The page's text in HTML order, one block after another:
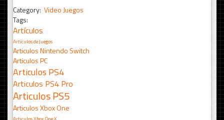
Category: Video Juegos
Tags:
Artículos
Artículos de Juegos
Articulos Nintendo Switch
Articulos PC
Articulos PS4
Articulos PS4 Pro
Articulos PS5
Articulos Xbox One